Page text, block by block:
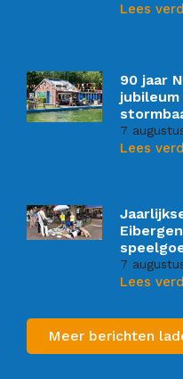
Lees
90 jaar
7
Lees
7
Lees
Meer berichten